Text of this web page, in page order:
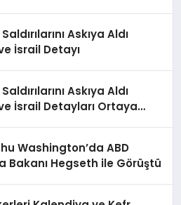
Askıya Aldı
İsrail Detayı
Askıya Aldı
İsrail Detayları Ortaya
Washington’da ABD
Bakanı Hegseth ile Görüştü